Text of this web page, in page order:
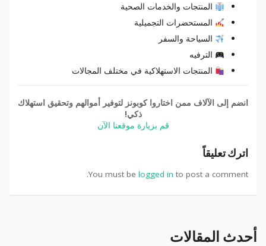
المنتجات والخدمات الصحية
المستحضرات التجميلية
السياحة والسفر
الترفيه
المنتجات الاستهلاكية في مختلف المجالات
انضم إلى الآلاف ممن اختاروا كوبونز لتوفير أموالهم وتحقيق استهلاك
ذكي!
قم بزيارة موقعنا الآن
اترك تعليقاً
You must be logged in to post a comment.
أحدث المقالات